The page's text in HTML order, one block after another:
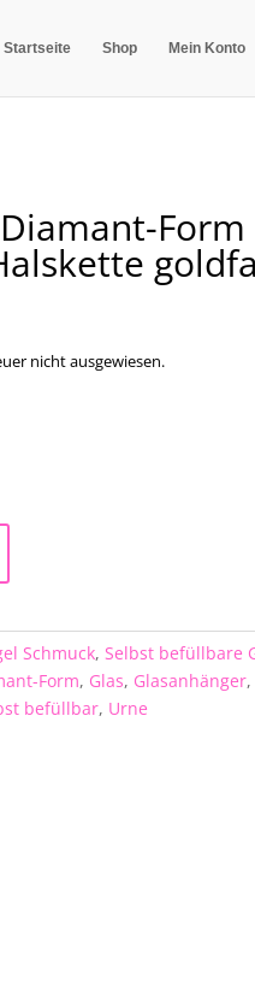
Startseite Shop Mein Konto
nicht ausgewiesen.
Schmuck, Selbst befüllbare
Form, Glas, Glasanhänger,
befüllbar, Urne